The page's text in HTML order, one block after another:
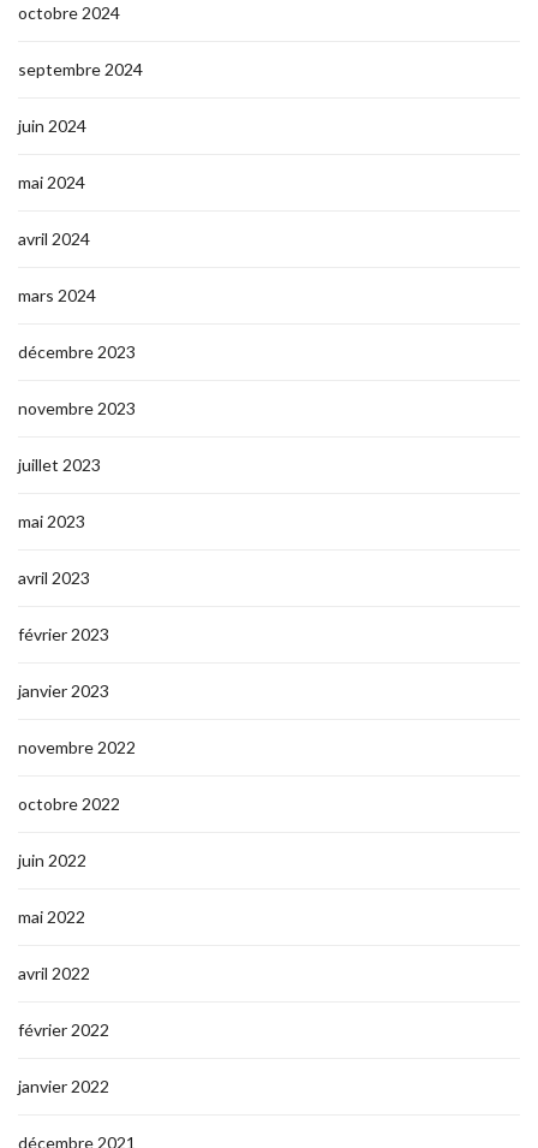
octobre 2024
septembre 2024
juin 2024
mai 2024
avril 2024
mars 2024
décembre 2023
novembre 2023
juillet 2023
mai 2023
avril 2023
février 2023
janvier 2023
novembre 2022
octobre 2022
juin 2022
mai 2022
avril 2022
février 2022
janvier 2022
décembre 2021